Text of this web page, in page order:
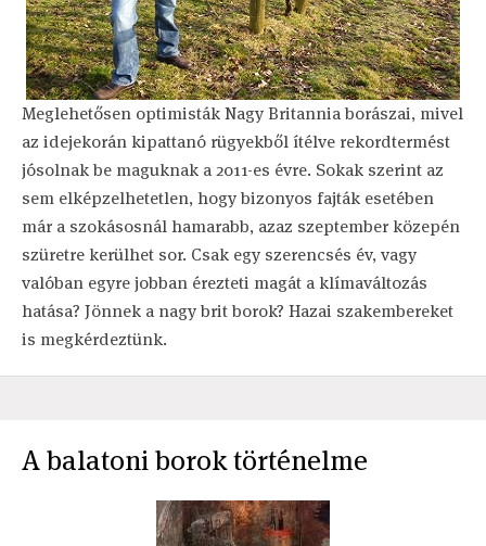
Meglehetősen optimisták Nagy Britannia borászai, mivel
az idejekorán kipattanó rügyekből ítélve rekordtermést
jósolnak be maguknak a 2011-es évre. Sokak szerint az
sem elképzelhetetlen, hogy bizonyos fajták esetében
már a szokásosnál hamarabb, azaz szeptember közepén
szüretre kerülhet sor. Csak egy szerencsés év, vagy
valóban egyre jobban érezteti magát a klímaváltozás
hatása? Jönnek a nagy brit borok? Hazai szakembereket
is megkérdeztünk.
A balatoni borok történelme